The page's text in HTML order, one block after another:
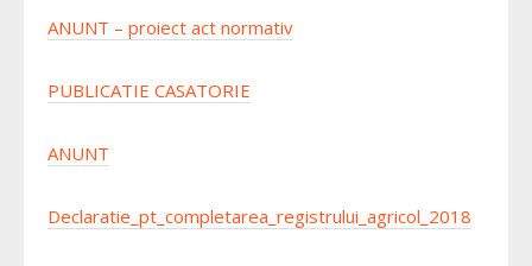
ANUNT – proiect act normativ
PUBLICATIE CASATORIE
ANUNT
Declaratie_pt_completarea_registrului_agricol_2018